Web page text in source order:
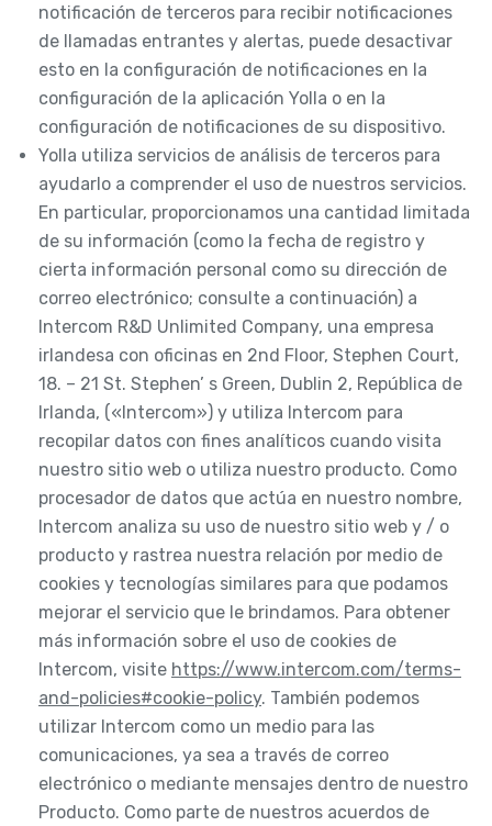
notificación de terceros para recibir notificaciones
de llamadas entrantes y alertas, puede desactivar
esto en la configuración de notificaciones en la
configuración de la aplicación Yolla o en la
configuración de notificaciones de su dispositivo.
Yolla utiliza servicios de análisis de terceros para
ayudarlo a comprender el uso de nuestros servicios.
En particular, proporcionamos una cantidad limitada
de su información (como la fecha de registro y
cierta información personal como su dirección de
correo electrónico; consulte a continuación) a
Intercom R&D Unlimited Company, una empresa
irlandesa con oficinas en 2nd Floor, Stephen Court,
18. – 21 St. Stephen’ s Green, Dublin 2, República de
Irlanda, («Intercom») y utiliza Intercom para
recopilar datos con fines analíticos cuando visita
nuestro sitio web o utiliza nuestro producto. Como
procesador de datos que actúa en nuestro nombre,
Intercom analiza su uso de nuestro sitio web y / o
producto y rastrea nuestra relación por medio de
cookies y tecnologías similares para que podamos
mejorar el servicio que le brindamos. Para obtener
más información sobre el uso de cookies de
Intercom, visite https://www.intercom.com/terms-
and-policies#cookie-policy. También podemos
utilizar Intercom como un medio para las
comunicaciones, ya sea a través de correo
electrónico o mediante mensajes dentro de nuestro
Producto. Como parte de nuestros acuerdos de